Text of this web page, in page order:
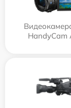
HandyCam